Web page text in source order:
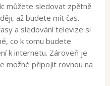
můžete sledovat zpětně
až budete mít čas.
a sledování televize si
co k tomu budete
k internetu. Zároveň je
možné připojit rovnou na